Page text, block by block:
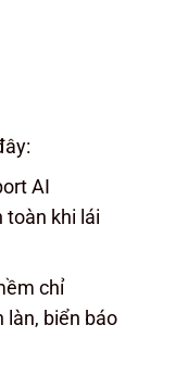
AI
toàn khi lái
chỉ
làn, biển báo